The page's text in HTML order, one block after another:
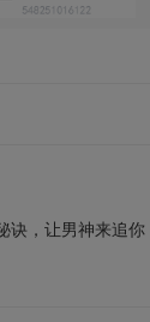
诀，让男神来追你